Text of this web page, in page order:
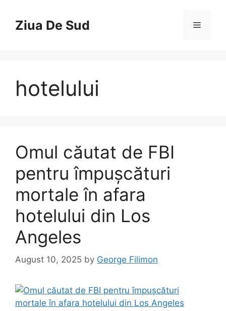
contentZiua De Sud Menu
hotelului
Omul căutat de FBI
pentru împușcături
mortale în afara
hotelului din Los
Angeles
August 10, 2025 by George Filimon